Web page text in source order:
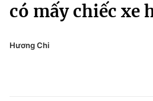
Xã hội
Pháp luật
Văn hóa - Giải trí
có mấy chiếc xe
Hương Chi